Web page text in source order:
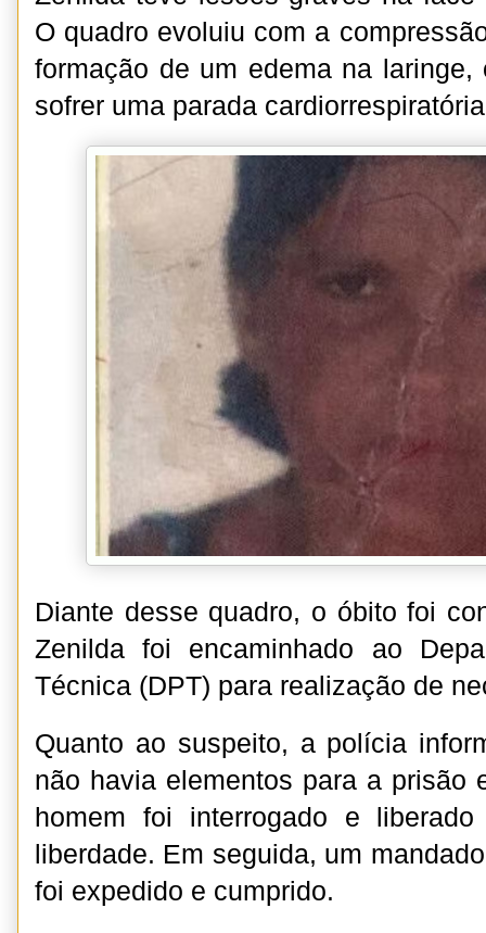
O quadro evoluiu com a
formação de um edema na
sofrer uma parada
Diante desse quadro, o óbito foi
Zenilda foi encaminhado ao
Técnica (DPT) para realização de
Quanto ao suspeito, a polícia
não havia elementos para a prisão
homem foi interrogado e
liberdade. Em seguida, um
foi expedido e cumprido.